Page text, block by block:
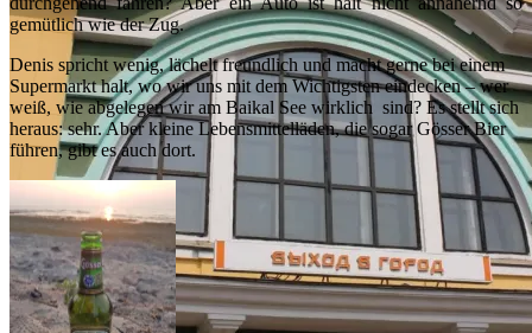
gemütlich wie der Zug.
Denis spricht wenig, lächelt freundlich und macht gerne bei einem
Supermarkt halt, wo wir uns mit dem Wichtigsten eindecken – wer
weiß, wie abgelegen wir am Baikal See wirklich sind? Es stellt sich
heraus: sehr. Aber kleine Lebensmittelläden, die sogar Gösser Bier
führen, gibt es auch dort.